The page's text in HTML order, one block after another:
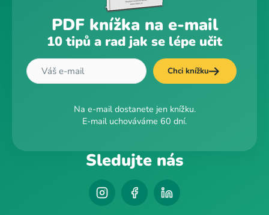
PDF knížka na e-mail
10 tipů a rad jak se lépe učit
Chci knížku
Na e-mail dostanete jen knížku.
E-mail uchováváme 60 dní.
Sledujte nás